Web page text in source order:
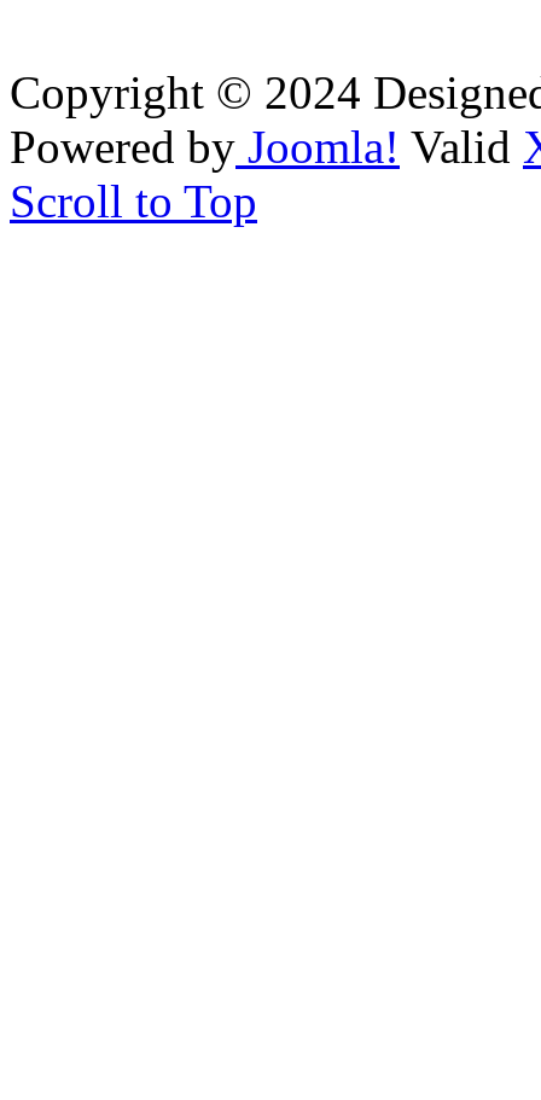
Copyright © 2024
Powered by Joomla! Valid
Scroll to Top